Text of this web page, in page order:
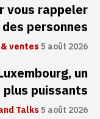
vous rappeler
personnes
ventes5 août 2026
un
puissants
Talks5 août 2026